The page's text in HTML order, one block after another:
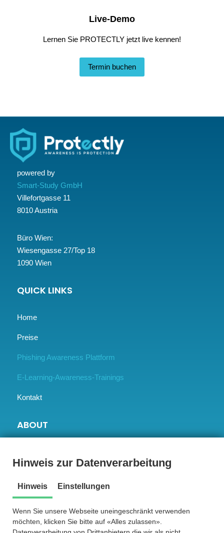
Hinweis zur Datenverarbeitung
Hinweis Einstellungen
Wenn Sie unsere Webseite uneingeschränkt verwenden
möchten, klicken Sie bitte auf «Alles zulassen».
Live-Demo
Lernen Sie PROTECTLY jetzt live kennen!
Termin buchen
powered by
Smart-Study GmbH
Villefortgasse 11
8010 Austria
Büro Wien:
Wiesengasse 27/Top 18
1090 Wien
QUICK LINKS
Home
Preise
Phishing Awareness Plattform
E-Learning-Awareness-Trainings
Kontakt
ABOUT
Unsere Vision
Jobs